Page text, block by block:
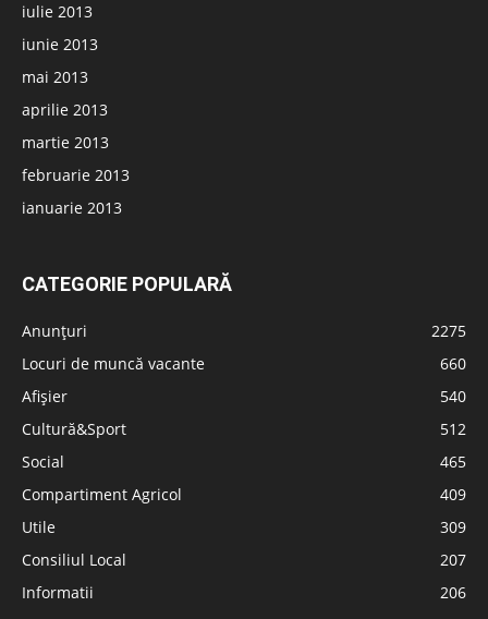
iulie 2013
iunie 2013
mai 2013
aprilie 2013
martie 2013
februarie 2013
ianuarie 2013
CATEGORIE POPULARĂ
Anunțuri
2275
Locuri de muncă vacante
660
Afișier
540
Cultură&Sport
512
Social
465
Compartiment Agricol
409
Utile
309
Consiliul Local
207
Informatii
206